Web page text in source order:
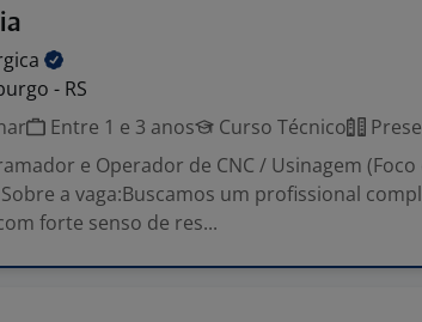
- RS
Entre 1 e 3 anos Curso Técnico
e Operador de CNC / Usinagem (Foco
a vaga:Buscamos um profissional
forte senso de res...